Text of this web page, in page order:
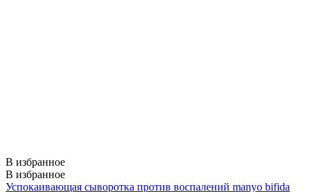
В избранное
В избранное
Успокаивающая сыворотка против воспалений manyo bifida